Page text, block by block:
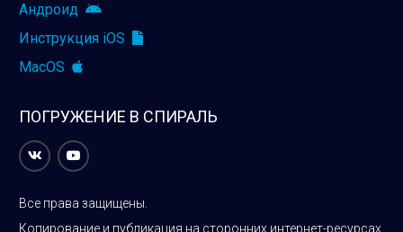
Андроид
Инструкция iOS
MacOS
ПОГРУЖЕНИЕ В СПИРАЛЬ
Все права защищены.
Копирование и публикация на сторонних интернет-ресурсах